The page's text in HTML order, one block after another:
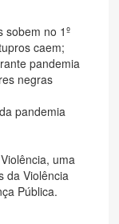
sobem no 1º
caem;
pandemia
negras
pandemia
uma
da Violência
Pública.